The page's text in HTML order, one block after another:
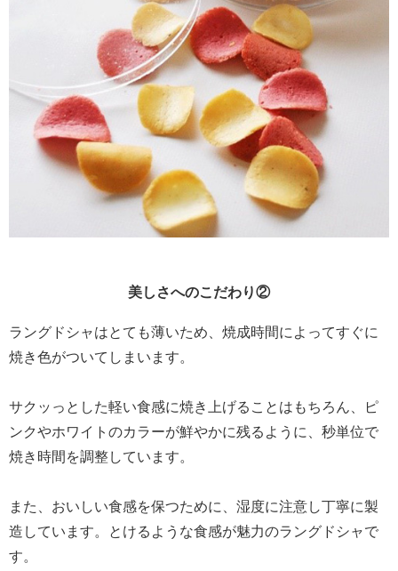
美しさへのこだわり②
ラングドシャはとても薄いため、焼成時間によってすぐに
焼き色がついてしまいます。
サクッっとした軽い食感に焼き上げることはもちろん、ピ
ンクやホワイトのカラーが鮮やかに残るように、秒単位で
焼き時間を調整しています。
また、おいしい食感を保つために、湿度に注意し丁寧に製
造しています。とけるような食感が魅力のラングドシャで
す。